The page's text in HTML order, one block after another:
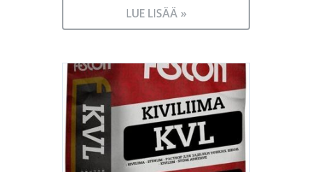
LUE LISÄÄ »